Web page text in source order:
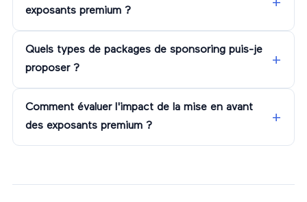
exposants premium ?
Quels types de packages de sponsoring puis-je
proposer ?
Comment évaluer l'impact de la mise en avant
des exposants premium ?